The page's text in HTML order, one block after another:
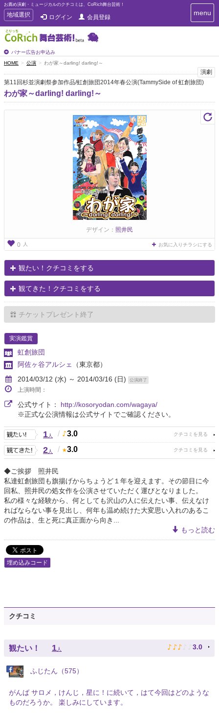
お薦め演劇・ミュージカルのクチコミは、CoRich舞台芸術！
T
o
g
g
e
n
a
v
i
g
地域選択 ログイン 会員登録
バナー広告お申込み
T
o
a
i
g
menu
HOME 公演 わが家～darling! darling!～
演劇
第11回杉並演劇祭参加作品/虹創旅団2014年春公演(TammySide of 虹創旅団)
わが家～darling! darling!～
デザイン： 照井民
0 人 お気に入りチラシにする
観たい！クチコミをする
観てきた！クチコミをする
チケットプレゼント終了
実演鑑賞
虹創旅団
阿佐ヶ谷アルシェ
（東京都）
2014/03/12 (水) ～ 2014/03/16 (日)
公演終了
上演時間：
公式サイト： http://kosoryodan.com/wagaya/
※正式な公演情報は公式サイトでご確認ください。
1人 / 3.0
2人 / 3.0
◆ご挨拶 照井民
私達虹創旅団も旗揚げからちょうど１年を迎えます。その節目に今
回私、照井民の処女作を公演させていただく運びとなりました。
私の様々な経験から、何としても沢山の人に伝えたい事、伝えなけ
ればならない事を見出し、何年も温め続けた大変思い入れのあるこ
の作品は、生と死に真正面から向き...
もっと読む
埋め込みコード
クチコミ
観たい！ 1人 ♪ ♪ ♪ ♪ ♪ 3.0
ふじたん（575）
がんば サロメ，けんじ，星に！に続いて，はて今回はどのような
ものだろうか。 楽しみにしています。